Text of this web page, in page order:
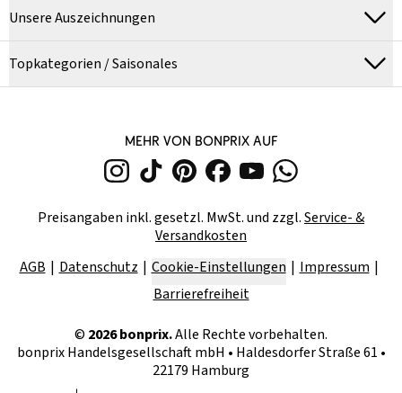
Unsere Auszeichnungen
Topkategorien / Saisonales
MEHR VON BONPRIX AUF
Preisangaben inkl. gesetzl. MwSt. und zzgl.Service- &
Versandkosten
AGB
Datenschutz Cookie-Einstellungen
Impressum
Barrierefreiheit
© 2026bonprix.Alle Rechte vorbehalten.
bonprix Handelsgesellschaft mbH • Haldesdorfer Straße 61 •
22179 Hamburg